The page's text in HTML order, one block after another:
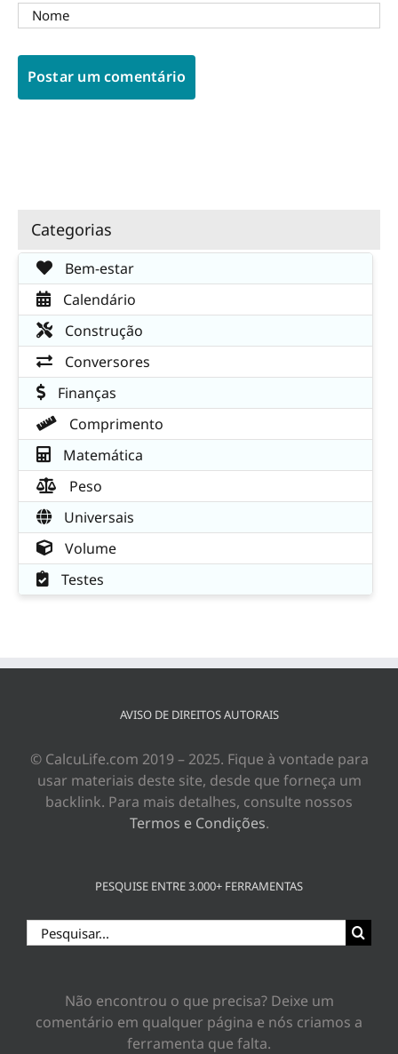
Categorias
Bem-estar
Calendário
Construção
Conversores
Finanças
Comprimento
Matemática
Peso
Universais
Volume
Testes
AVISO DE DIREITOS AUTORAIS
© CalcuLife.com 2019 – 2025. Fique à vontade para
usar materiais deste site, desde que forneça um
backlink. Para mais detalhes, consulte nossos
Termos e Condições.
PESQUISE ENTRE 3.000+ FERRAMENTAS
Buscar
resultados
Não encontrou o que precisa? Deixe um
comentário em qualquer página e nós criamos a
ferramenta que falta.